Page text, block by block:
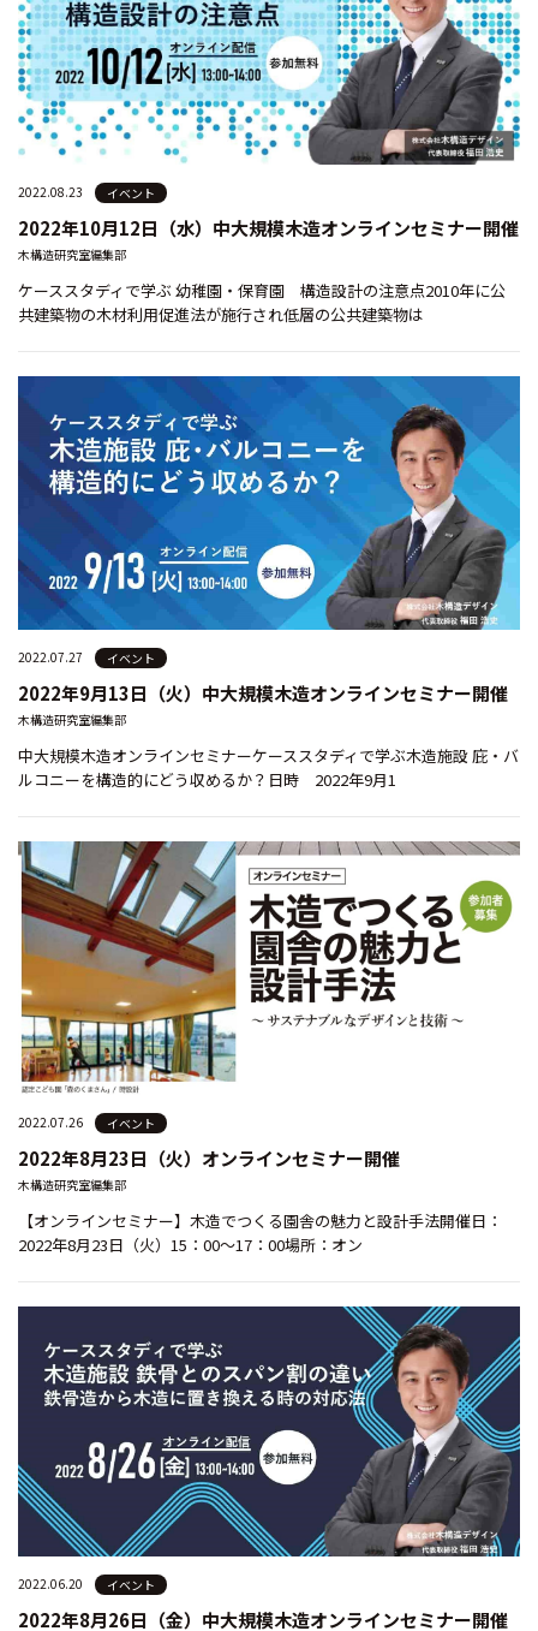
2022.08.23 イベント
2022年10月12日（水）中大規模木造オンラインセミナー開催
木構造研究室編集部
ケーススタディで学ぶ 幼稚園・保育園 構造設計の注意点2010年に公
共建築物の木材利用促進法が施行され低層の公共建築物は
2022.07.27 イベント
2022年9月13日（火）中大規模木造オンラインセミナー開催
木構造研究室編集部
中大規模木造オンラインセミナーケーススタディで学ぶ木造施設 庇・バ
ルコニーを構造的にどう収めるか？日時 2022年9月1
2022.07.26 イベント
2022年8月23日（火）オンラインセミナー開催
木構造研究室編集部
【オンラインセミナー】木造でつくる園舎の魅力と設計手法開催日：
2022年8月23日（火）15：00～17：00場所：オン
2022.06.20 イベント
2022年8月26日（金）中大規模木造オンラインセミナー開催